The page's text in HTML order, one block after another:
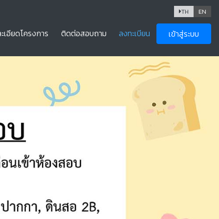
TH EN
เอียดโครงการ ติดต่อสอบถาม ลงทะเบียน เข้าสู่ระบบ